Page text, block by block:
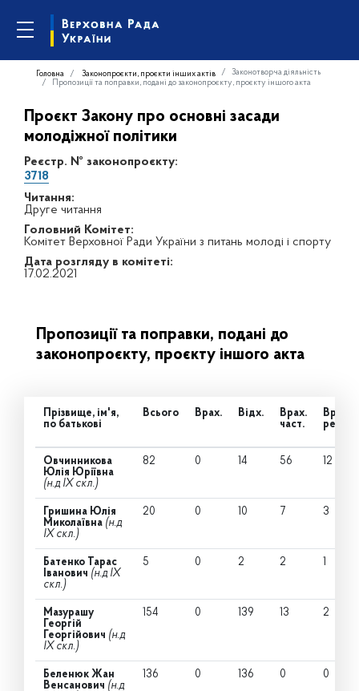
Головна Законопроєкти, проєкти інших актів
Законотворча діяльність
Пропозиції та поправки, подані до законопроєкту, проєкту іншого акта
Проєкт Закону про основні засади
молодіжної політики
Реєстр. № законопроєкту:
3718
Читання:
Друге читання
Головний Комітет:
Комітет Верховної Ради України з питань молоді і спорту
Дата розгляду в комітеті:
17.02.2021
Пропозиції та поправки, подані до
законопроєкту, проєкту іншого акта
Прізвище, ім'я,
по батькові
Всього Врах. Відх.
Врах.
част.
Врах.
ред.
Овчинникова
Юлія Юріївна
(н.д IX скл.)
82 0 14 56 12
Гришина Юлія
Миколаївна (н.д
IX скл.)
20 0 10 7 3
Батенко Тарас
Іванович (н.д IX
скл.)
5 0 2 2 1
Мазурашу
Георгій
Георгійович (н.д
IX скл.)
154 0 139 13 2
Беленюк Жан
Венсанович (н.д
136 0 136 0 0